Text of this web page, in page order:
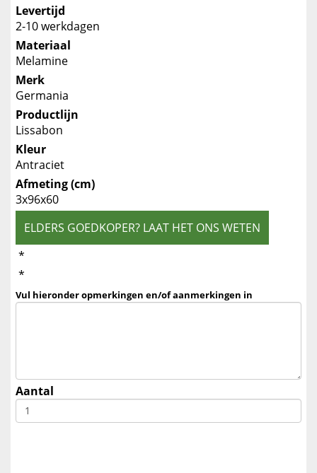
Levertijd
2-10 werkdagen
Materiaal
Melamine
Merk
Germania
Productlijn
Lissabon
Kleur
Antraciet
Afmeting (cm)
3x96x60
ELDERS GOEDKOPER? LAAT HET ONS WETEN
*
*
Vul hieronder opmerkingen en/of aanmerkingen in
Aantal